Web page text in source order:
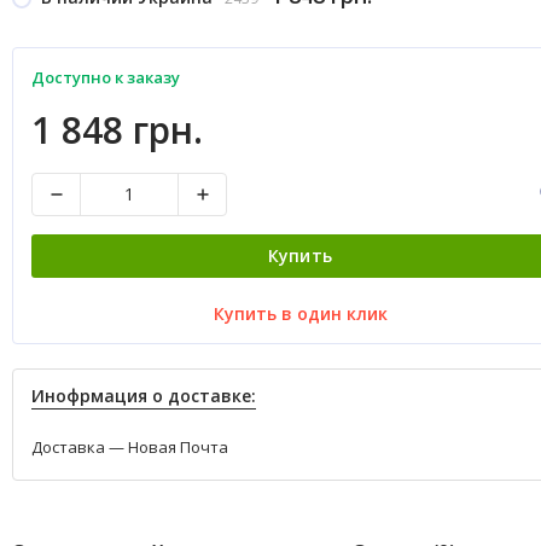
Доступно к заказу
1 848 грн.
Купить
Купить в один клик
Инофрмация о доставке:
Доставка — Новая Почта